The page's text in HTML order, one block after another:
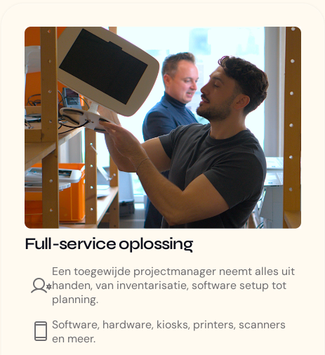
Full-service oplossing
Een toegewijde projectmanager neemt alles uit
handen, van inventarisatie, software setup tot
planning.
Software, hardware, kiosks, printers, scanners
en meer.